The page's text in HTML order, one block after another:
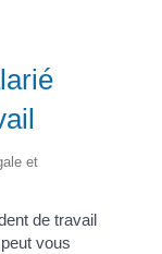
et
de travail
vous